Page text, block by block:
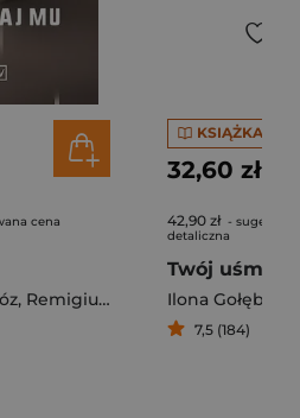
cena
, Remigiusza Mróz
KSIĄŻKA
32,60 zł
42,90 zł -
detaliczna
Twój
Ilona
7,5 (184)